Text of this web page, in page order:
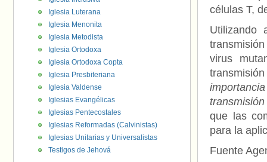
células T,
Utilizando
virus
que las
para la
Fuente
Iglesia Luterana
Iglesia Menonita
Iglesia Metodista
Iglesia Ortodoxa
Iglesia Ortodoxa Copta
Iglesia Presbiteriana
Iglesia Valdense
Iglesias Evangélicas
Iglesias Pentecostales
Iglesias Reformadas (Calvinistas)
Iglesias Unitarias y Universalistas
Testigos de Jehová